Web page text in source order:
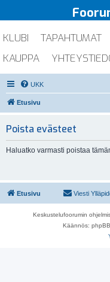
KLUBI TAPAHTUMAT
KAUPPA
UKK
Etusivu
Poista evästeet
Haluatko varmasti poistaa
Etusivu Viesti
Keskustelufoorumin
Käännös: